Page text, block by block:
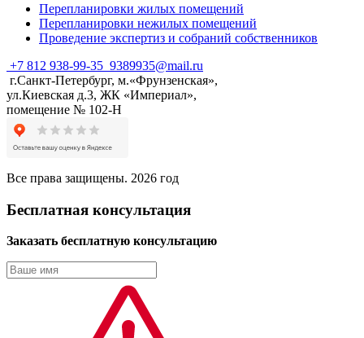
Перепланировки жилых помещений
Перепланировки нежилых помещений
Проведение экспертиз и собраний собственников
+7 812 938-99-35 9389935@mail.ru
г.Санкт-Петербург, м.«Фрунзенская»,
ул.Киевская д.3, ЖК «Империал»,
помещение № 102-Н
Все права защищены. 2026 год
Бесплатная консультация
Заказать бесплатную консультацию